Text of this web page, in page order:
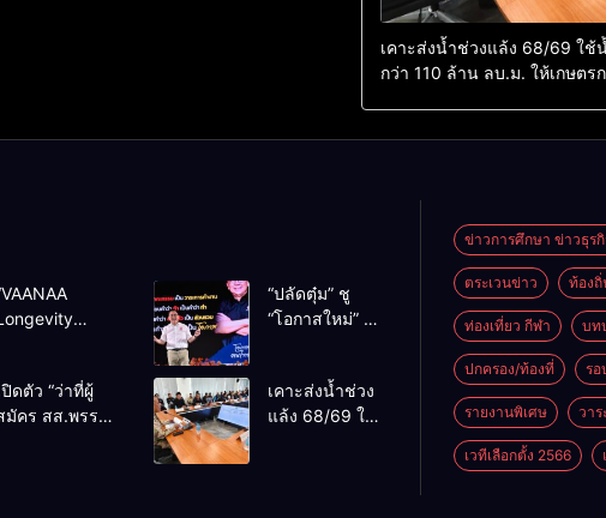
เคาะส่งน้ำช่วงแล้ง 68/69 ใช้
กว่า 110 ล้าน ลบ.ม. ให้เกษตร
อนต์ใหญ่สุดใน
าเซียน
“ปลัดตุ๋ม” ชู
“โอกาสใหม่” นำ
ไม่ใช่เล่น
การเมือง
ปิดตัว “ว่าที่ผู้
มัคร สส.พรรค
เคาะส่งน้ำช่วง
แล้ง 68/69 ใช้
ข่าวการศึกษา ข่าวธุร
ตระเวนข่าว ท้อง
ท่องเที่ยว กีฬา บท
ปกครอง/ท้องที่ รอ
รายงานพิเศษ วาร
เวทีเลือกตั้ง 2566